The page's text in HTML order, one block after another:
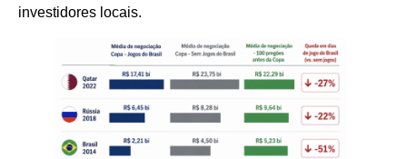
investidores locais.